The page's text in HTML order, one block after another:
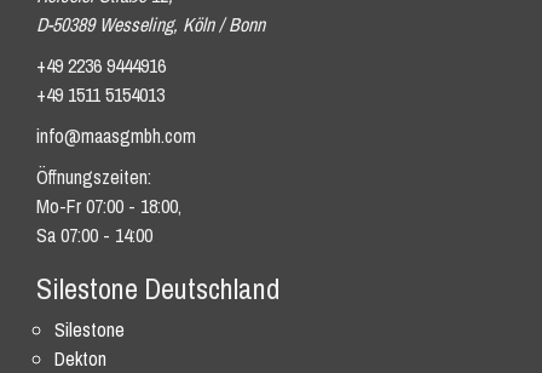
D-50389 Wesseling, Köln / Bonn
+49 2236 9444916
+49 1511 5154013
info@maasgmbh.com
Öffnungszeiten:
Mo-Fr 07:00 - 18:00,
Sa 07:00 - 14:00
Silestone Deutschland
Silestone
Dekton